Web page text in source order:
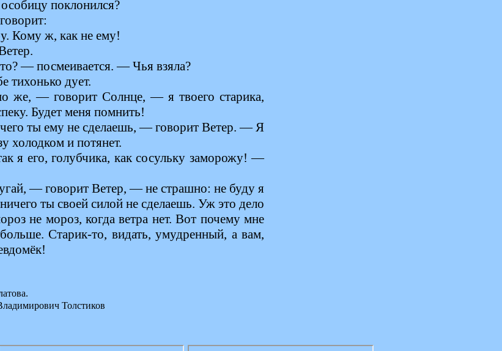
поклонился?
ж, как не ему!
— посмеивается. — Чья взяла?
тихонько дует.
— говорит Солнце, — я твоего старика,
Будет меня помнить!
ты ему не сделаешь, — говорит Ветер. — Я
холодком и потянет.
я его, голубчика, как сосульку заморожу! —
— говорит Ветер, — не страшно: не буду я
ты своей силой не сделаешь. Уж это дело
не мороз, когда ветра нет. Вот почему мне
Старик-то, видать, умудренный, а вам,
Толстиков